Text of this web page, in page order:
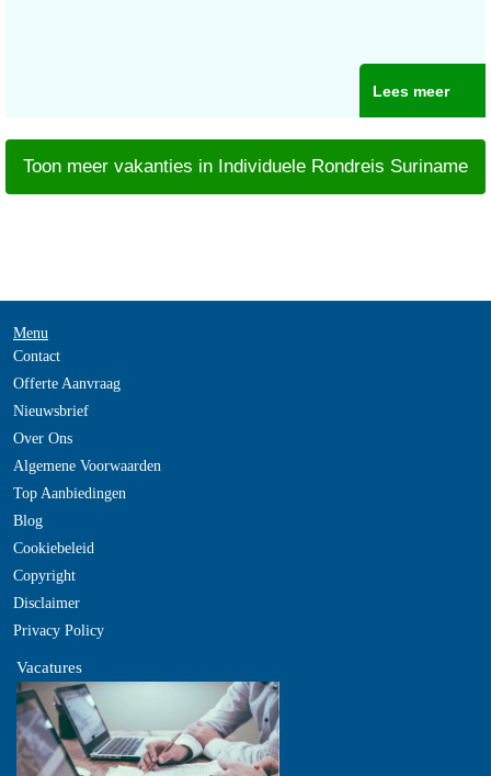
Lees meer
Toon meer vakanties in Individuele Rondreis Suriname
Menu
Contact
Offerte Aanvraag
Nieuwsbrief
Over Ons
Algemene Voorwaarden
Top Aanbiedingen
Blog
Cookiebeleid
Copyright
Disclaimer
Privacy Policy
Vacatures